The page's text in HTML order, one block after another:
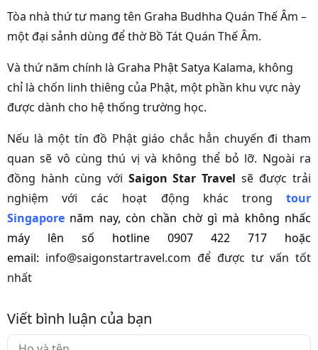
Tòa nhà thứ tư mang tên Graha Budhha Quán Thế Âm –
một đại sảnh dùng để thờ Bồ Tát Quán Thế Âm.
Và thứ năm chính là Graha Phật Satya Kalama, không
chỉ là chốn linh thiêng của Phật, một phần khu vực này
được dành cho hệ thống trường học.
Nếu là một tín đồ Phật giáo chắc hẳn chuyến đi tham
quan sẽ vô cùng thú vị và không thể bỏ lỡ. Ngoài ra
đồng hành cùng với Saigon Star Travel sẽ được trải
nghiệm với các hoạt động khác trong tour
Singapore năm nay, còn chần chờ gì mà không nhấc
máy lên số hotline 0907 422 717 hoặc
email: info@saigonstartravel.com để được tư vấn tốt
nhất
Viết bình luận của bạn